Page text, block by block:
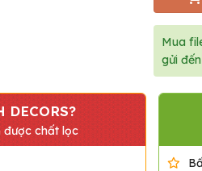
Mua
gửi
DECORS?
được chất lọc